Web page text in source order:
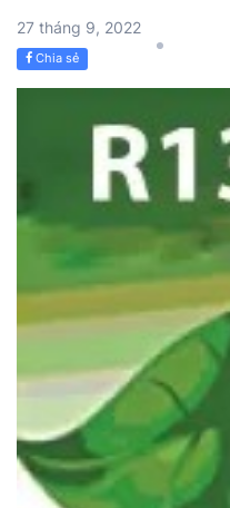
27 tháng 9, 2022
Chia sẻ